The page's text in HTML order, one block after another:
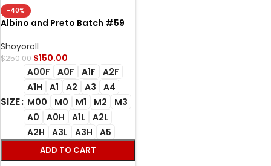
-40%
Albino and Preto Batch #59
Shoyoroll
$250.00 $150.00
SIZE
A00F A0F A1F
A2F
A1H
A1 A2 A3
A4
M00
M0 M1 M2
M3
A0
A0H A1L
A2L
A2H
A3L A3H A5
ADD TO CART